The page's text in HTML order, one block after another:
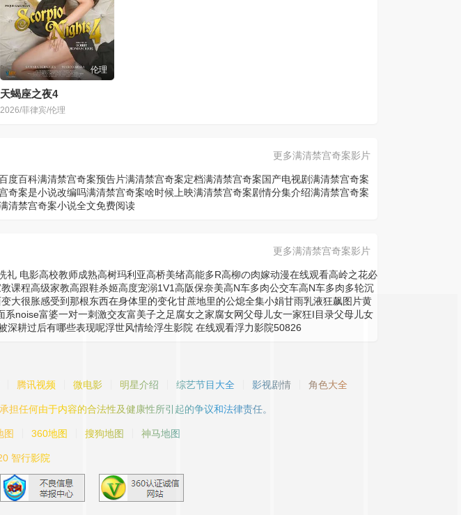
伦理
天蝎座之夜4
2026/菲律宾/伦理
更多满清禁宫奇案影片
度百科满清禁宫奇案预告片满清禁宫奇案定档满清禁宫奇案国产电视剧满清禁宫奇案
奇案是小说改编吗满清禁宫奇案啥时候上映满清禁宫奇案剧情分集介绍满清禁宫奇案
清禁宫奇案小说全文免费阅读
更多满清禁宫奇案影片
礼 电影高校教师成熟高树玛利亚高桥美绪高能多R高柳の肉嫁动漫在线观看高岭之花必
课程高级家教高跟鞋杀姬高度宠溺1V1高阪保奈美高N车多肉公交车高N车多肉多轮沉
大很胀感受到那根东西在身体里的变化甘蔗地里的公熄全集小娟甘雨乳液狂飙图片黄
系noise富婆一对一刺激交友富美子之足腐女之家腐女网父母儿女一家狂I目录父母儿女
深耕过后有哪些表现呢浮世风情绘浮生影院 在线观看浮力影院50826
腾讯视频 微电影 明星介绍 综艺节目大全 影视剧情 角色大全
任何由于内容的合法性及健康性所引起的争议和法律责任。
图 360地图 搜狗地图 神马地图
智行影院